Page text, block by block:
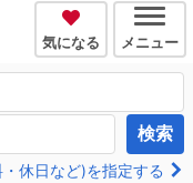
気になる メニュー
検索
休日など)を指定する